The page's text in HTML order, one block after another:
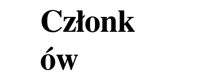
Członk
ów